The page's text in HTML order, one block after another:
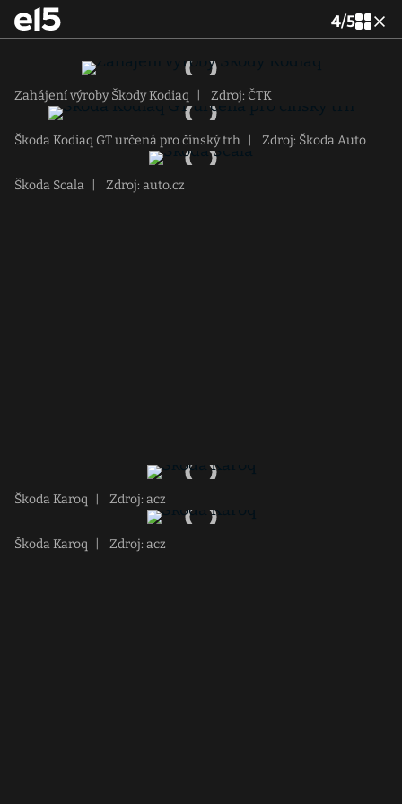
4/5
Zahájení výroby Škody Kodiaq Zdroj: ČTK
Škoda Kodiaq GT určená pro čínský trh Zdroj: Škoda Auto
Škoda Scala Zdroj: auto.cz
Škoda Karoq Zdroj: acz
Škoda Karoq Zdroj: acz